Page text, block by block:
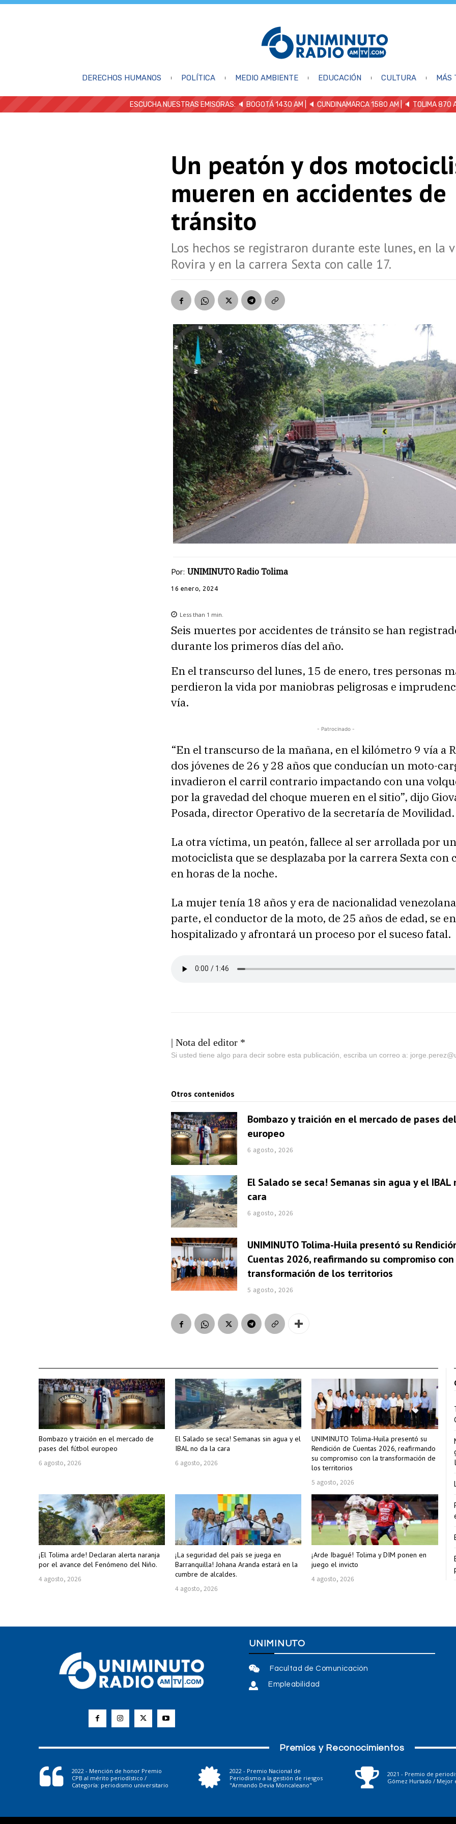
DERECHOS HUMANOS POLÍTICA MEDIO AMBIENTE EDUCACIÓN CULTURA MÁS
ESCUCHA NUESTRAS EMISORAS: 🔈 BOGOTÁ 1430 AM | 🔈 CUNDINAMARCA 1580 AM | 🔈 TOLIMA 870
Un peatón y dos
mueren en accidentes de
tránsito
Los hechos se registraron durante este lunes, en la
Rovira y en la carrera Sexta con calle 17.
Por: UNIMINUTO Radio Tolima
16 enero, 2024
Less than 1 min.
Seis muertes por accidentes de tránsito se han
durante los primeros días del año.
En el transcurso del lunes, 15 de enero, tres personas
perdieron la vida por maniobras peligrosas e
vía.
- Patrocinado -
“En el transcurso de la mañana, en el kilómetro 9 vía a
dos jóvenes de 26 y 28 años que conducían un moto-
invadieron el carril contrario impactando con una
por la gravedad del choque mueren en el sitio”, dijo
Posada, director Operativo de la secretaría de Movilidad.
La otra víctima, un peatón, fallece al ser arrollada por un
motociclista que se desplazaba por la carrera Sexta con
en horas de la noche.
La mujer tenía 18 años y era de nacionalidad
parte, el conductor de la moto, de 25 años de edad, se
hospitalizado y afrontará un proceso por el suceso fatal.
| Nota del editor *
Si usted tiene algo para decir sobre esta publicación, escriba un correo a:
Otros contenidos
Bombazo y traición en el mercado de pases
europeo
6 agosto, 2026
El Salado se seca! Semanas sin agua y el IBAL
cara
6 agosto, 2026
UNIMINUTO Tolima-Huila presentó su
Cuentas 2026, reafirmando su compromiso
transformación de los territorios
5 agosto, 2026
Bombazo y traición en el mercado de
pases del fútbol europeo
6 agosto, 2026
El Salado se seca! Semanas sin agua y el
IBAL no da la cara
6 agosto, 2026
UNIMINUTO Tolima-Huila presentó su
Rendición de Cuentas 2026, reafirmando
su compromiso con la transformación de
los territorios
5 agosto, 2026
¡El Tolima arde! Declaran alerta naranja
por el avance del Fenómeno del Niño.
4 agosto, 2026
¡La seguridad del país se juega en
Barranquilla! Johana Aranda estará en la
cumbre de alcaldes.
4 agosto, 2026
¡Arde Ibagué! Tolima y DIM ponen en
juego el invicto
4 agosto, 2026
UNIMINUTO
Facultad de Comunicación
Empleabilidad
Premios y Reconocimientos
2022 - Mención de honor Premio
CPB al mérito periodístico /
Categoría: periodismo universitario
2022 - Premio Nacional de
Periodismo a la gestión de riesgos
"Armando Devia Moncaleano"
2021 - Premio de
Gómez Hurtado / Mejor